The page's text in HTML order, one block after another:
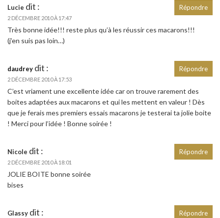
Lucie dit :
2 DÉCEMBRE 2010 À 17:47
Très bonne idée!!! reste plus qu’à les réussir ces macarons!!!
(j’en suis pas loin…)
Répondre
daudrey dit :
2 DÉCEMBRE 2010 À 17:53
C’est vriament une excellente idée car on trouve rarement des
boites adaptées aux macarons et qui les mettent en valeur ! Dès
que je ferais mes premiers essais macarons je testerai ta jolie boite
! Merci pour l’idée ! Bonne soirée !
Répondre
Nicole dit :
2 DÉCEMBRE 2010 À 18:01
JOLIE BOITE bonne soirée
bises
Répondre
Glassy dit : Répondre